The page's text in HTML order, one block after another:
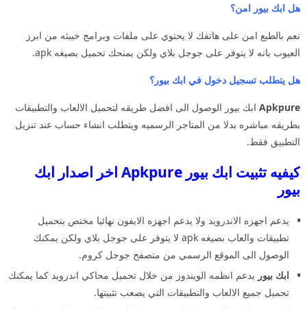
هل ابك بيور امن؟
نعم بالطبع امن على هاتفك لا يحتوي على ملفات وبرامج خبيثه من ابرز
العيوب بانه لا يتوفر على جوجل بلاي ولكن يمنحك تحميل بصيغه apk.
هل يتطلب تسجيل دخول في ابك بيور؟
Apkpure ابك بيور الوصول الى افضل طريقه لتحميل الالعاب والتطبيقات
بطريقه مباشره بدلا من المتاجر الرسميه ويتطلب انشاء حساب عند تنزيل
التطبيق فقط.
كيفيه تثبيت ابك بيور Apkpure اخر اصدار ابك
بيور
يدعم اجهزه الاندرويد ولا يدعم اجهزه الايفون نهائيا مختص بتحميل
تطبيقات والعاب بصيغه apk لا يتوفر على جوجل بلاي ولكن يمكنك
الوصول الى الموقع الرسمي من متصفح جوجل كروم.
ابك بيور يدعم انظمه الويندوز من خلال تحميل محاكي اندرويد كما يمكنك
تحميل جميع الالعاب والتطبيقات التي يصعب تثبيتها.